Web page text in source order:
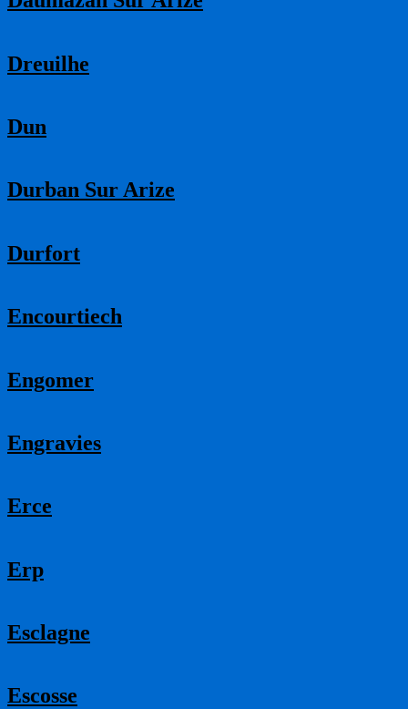
Dreuilhe
Dun
Durban Sur Arize
Durfort
Encourtiech
Engomer
Engravies
Erce
Erp
Esclagne
Escosse